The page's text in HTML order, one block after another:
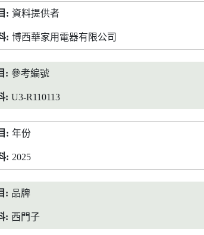
資料提供者
博西華家用電器有限公司
參考編號
U3-R110113
年份
2025
品牌
西門子